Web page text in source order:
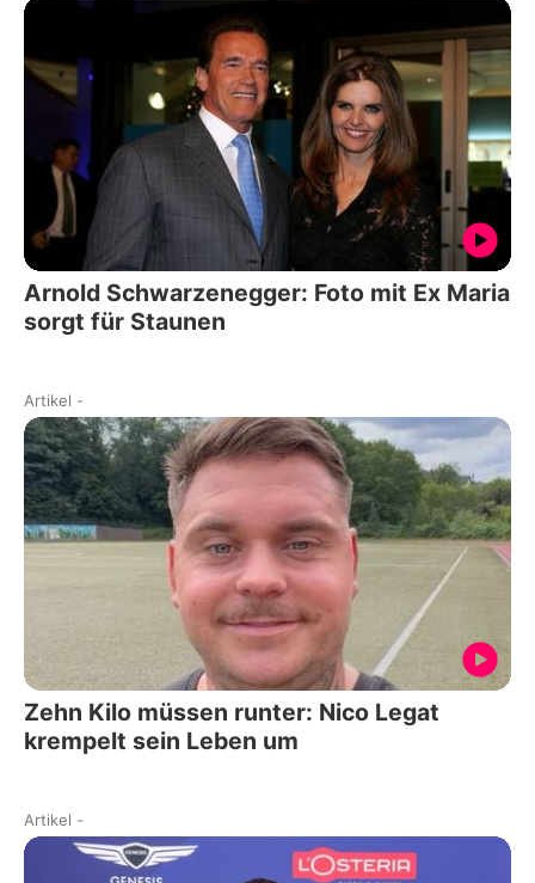
Arnold Schwarzenegger: Foto mit Ex Maria
sorgt für Staunen
Artikel -
Zehn Kilo müssen runter: Nico Legat
krempelt sein Leben um
Artikel -